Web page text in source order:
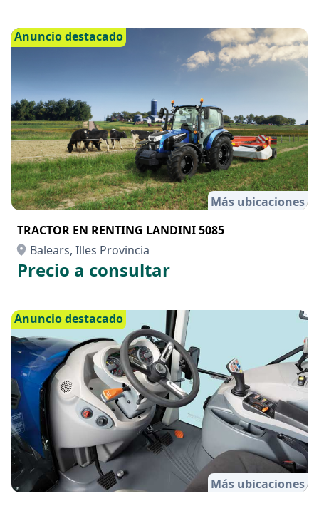
Anuncio destacado
Más ubicaciones
TRACTOR EN RENTING LANDINI 5085
Balears, Illes Provincia
Precio a consultar
Anuncio destacado
Más ubicaciones